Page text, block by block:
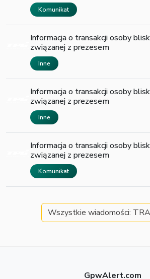
Komunikat
Informacja o transakcji osoby
związanej z prezesem
Inne
Informacja o transakcji osoby
związanej z prezesem
Inne
Informacja o transakcji osoby
związanej z prezesem
Komunikat
Wszystkie wiadomości:
GpwAlert.com